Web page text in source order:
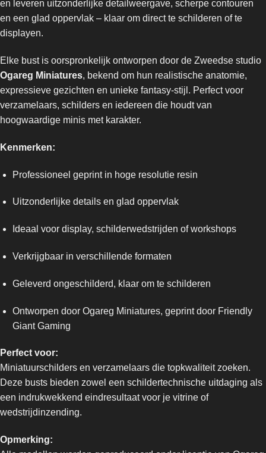
en leveren uitzonderlijke detailweergave, scherpe contouren
en een glad oppervlak – klaar om direct te schilderen of te
displayen.
Elke bust is oorspronkelijk ontworpen door de Zweedse studio
Ogareg Miniatures, bekend om hun realistische anatomie,
expressieve gezichten en unieke fantasy-stijl. Perfect voor
verzamelaars, schilders en iedereen die houdt van
hoogwaardige minis met karakter.
Kenmerken:
Professioneel geprint in hoge resolutie resin
Uitzonderlijke details en glad oppervlak
Ideaal voor display, schilderwedstrijden of workshops
Verkrijgbaar in verschillende formaten
Geleverd ongeschilderd, klaar om te schilderen
Ontworpen door Ogareg Miniatures, geprint door Friendly
Giant Gaming
Perfect voor:
Miniatuurschilders en verzamelaars die topkwaliteit zoeken.
Deze busts bieden zowel een schildertechnische uitdaging als
een indrukwekkend eindresultaat voor je vitrine of
wedstrijdinzending.
Opmerking: